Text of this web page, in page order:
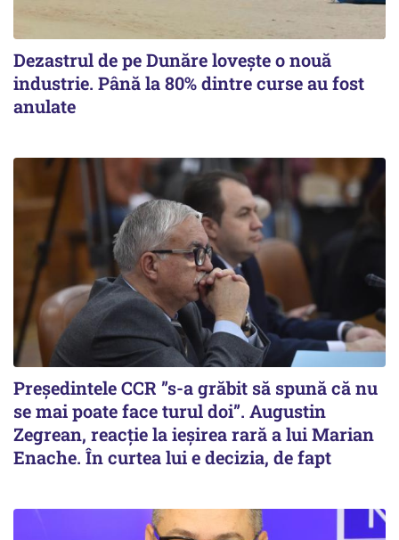
Dezastrul de pe Dunăre lovește o nouă
industrie. Până la 80% dintre curse au fost
anulate
Președintele CCR ”s-a grăbit să spună că nu
se mai poate face turul doi”. Augustin
Zegrean, reacție la ieșirea rară a lui Marian
Enache. În curtea lui e decizia, de fapt